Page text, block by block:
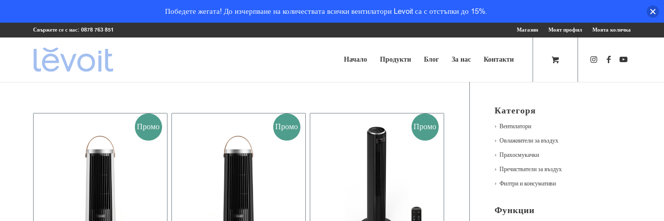
Магазин Моят профил Моята количка
Свържете се с нас: 0878 763 851
Начало Продукти Блог За нас Контакти
Категоря
Вентилатори
Овлажнители за въздух
Прахосмукачки
Пречистватели за въздух
Филтри и консумативи
Функции
Победете жегата! До изчерпване на количествата всички вентилатори Levoit са с отстъпки до 15%.